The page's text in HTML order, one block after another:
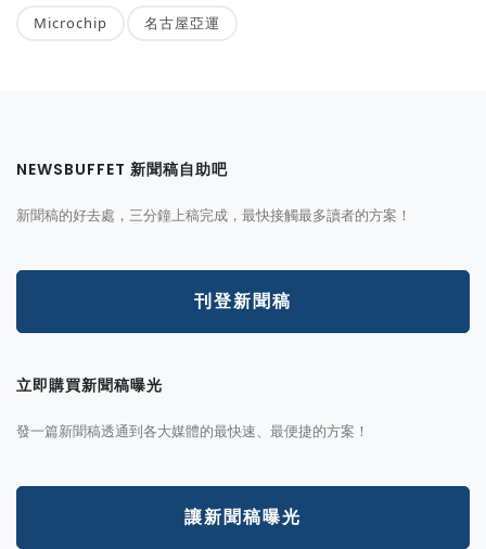
Microchip 名古屋亞運
NEWSBUFFET 新聞稿自助吧
新聞稿的好去處，三分鐘上稿完成，最快接觸最多讀者的方案！
刊登新聞稿
立即購買新聞稿曝光
發一篇新聞稿透通到各大媒體的最快速、最便捷的方案！
讓新聞稿曝光